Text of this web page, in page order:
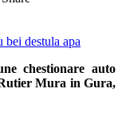
bei destula apa
chestionare auto
Mura in Gura,